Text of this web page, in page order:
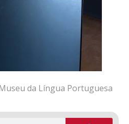
da Língua Portuguesa